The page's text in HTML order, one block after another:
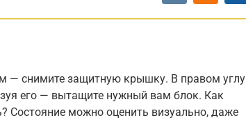
— снимите защитную крышку. В правом углу
его — вытащите нужный вам блок. Как
Состояние можно оценить визуально, даже